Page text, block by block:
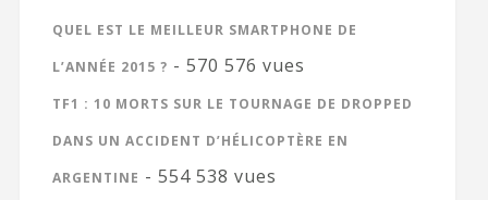
QUEL EST LE MEILLEUR SMARTPHONE DE
L’ANNÉE 2015 ? - 570 576 vues
TF1 : 10 MORTS SUR LE TOURNAGE DE DROPPED
DANS UN ACCIDENT D’HÉLICOPTÈRE EN
ARGENTINE - 554 538 vues